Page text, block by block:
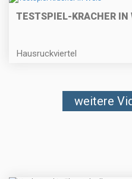
TESTSPIEL-KRACHER IN
Hausruckviertel
weitere